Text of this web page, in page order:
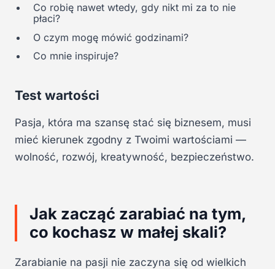
Co robię nawet wtedy, gdy nikt mi za to nie
płaci?
O czym mogę mówić godzinami?
Co mnie inspiruje?
Test wartości
Pasja, która ma szansę stać się biznesem, musi
mieć kierunek zgodny z Twoimi wartościami —
wolność, rozwój, kreatywność, bezpieczeństwo.
Jak zacząć zarabiać na tym,
co kochasz w małej skali?
Zarabianie na pasji nie zaczyna się od wielkich